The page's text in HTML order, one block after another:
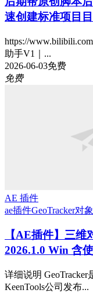
速创建标准项目
https://
助手V1｜...
2026-06-03免费
免费
AE 插件
ae插件GeoTracker对
【AE插件】三
2026.1.0 Win 含
详细说明
KeenTools公司发布...